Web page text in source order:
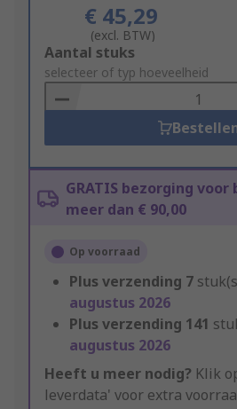
€ 45,29
(excl. BTW)
Add
to
Basket
Aantal stuks
selecteer of typ hoeveelheid
GRATIS bezorging
meer dan € 90,00
Op voorraad
Plus verzending 7
augustus 2026
Plus verzending 141
augustus 2026
Heeft u meer nodig? Klik
leverdata' voor extra